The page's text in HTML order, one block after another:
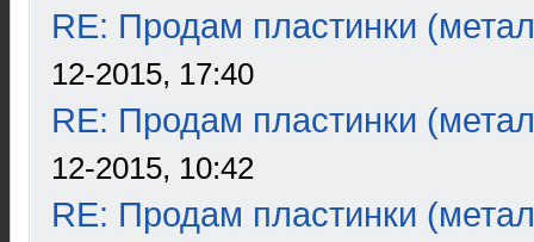
RE: Продам пластинки
12-2015, 17:40
RE: Продам пластинки
12-2015, 10:42
RE: Продам пластинки